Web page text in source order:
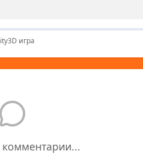
игра
требуется Unity Web Player
игра